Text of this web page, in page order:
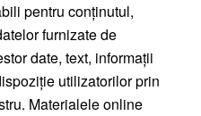
pentru conținutul,
furnizate de
date, text, informații
utilizatorilor prin
Materialele online